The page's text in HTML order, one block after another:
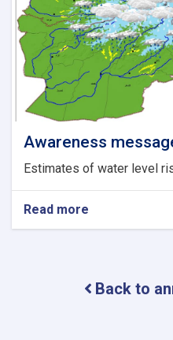
Awareness
Estimates of water level
Read more
💭Back to